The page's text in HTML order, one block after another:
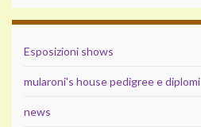
Esposizioni shows
mularoni's house pedigree e diplomi
news